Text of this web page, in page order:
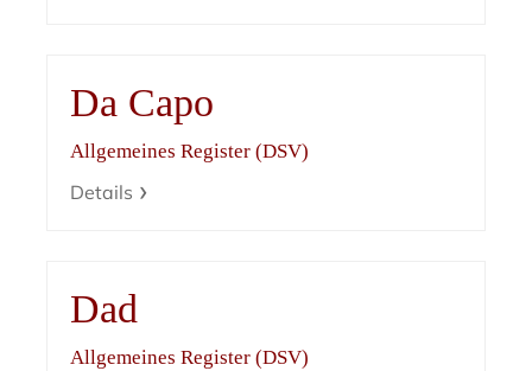
Da Capo
Allgemeines Register (DSV)
Details
Dad
Allgemeines Register (DSV)